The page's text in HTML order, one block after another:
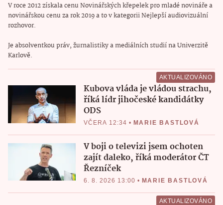
V roce 2012 získala cenu Novinářských křepelek pro mladé novináře a
novinářskou cenu za rok 2019 a to v kategorii Nejlepší audiovizuální
rozhovor.
Je absolventkou práv, žurnalistiky a mediálních studií na Univerzitě
Karlově.
AKTUALIZOVÁNO
Kubova vláda je vládou strachu,
říká lídr jihočeské kandidátky
ODS
VČERA 12:34 • MARIE BASTLOVÁ
V boji o televizi jsem ochoten
zajít daleko, říká moderátor ČT
Řezníček
6. 8. 2026 13:00 • MARIE BASTLOVÁ
AKTUALIZOVÁNO